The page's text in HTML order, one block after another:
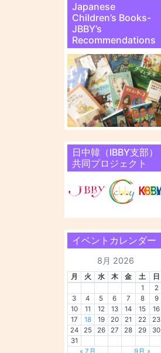
Japanese
Children’s Books-
JBBY’s
Recommendations
日中韓（IBBY支部）
共同プロジェクト
イベントカレンダー
8月 2026
月 火 水 木 金 土
日
1
2
3
4 5 6 7 8
9
10
11 12 13 14 15
16
17
18 19 20 21 22
23
24
25 26 27 28 29
30
31
« 7月
9月 »